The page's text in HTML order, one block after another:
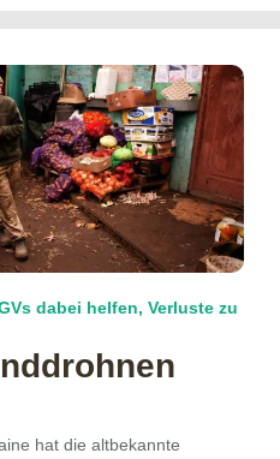
dabei helfen, Verluste zu
hat die altbekannte